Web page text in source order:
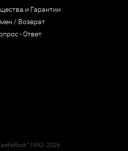
и Гарантии
/ Возврат
- Ответ
1992- 2026